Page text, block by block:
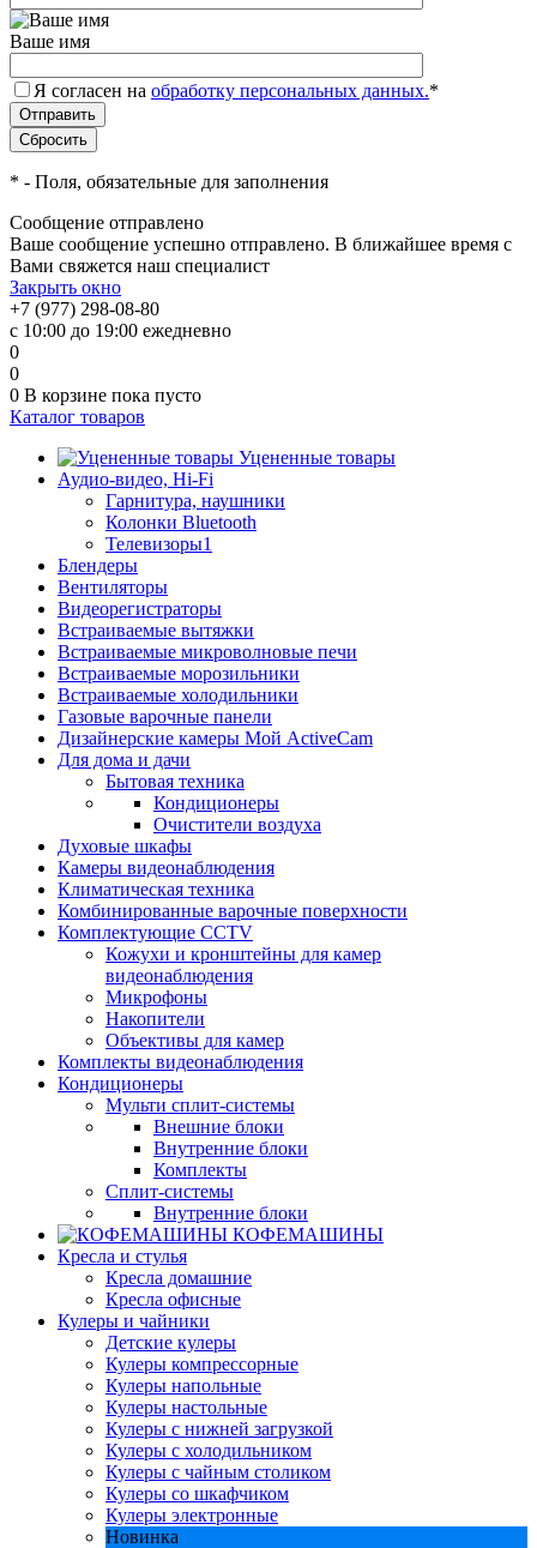
Ваше имя
Я согласен на обработку персональных данных.*
* - Поля, обязательные для заполнения
Сообщение отправлено
Ваше сообщение успешно отправлено. В ближайшее время с
Вами свяжется наш специалист
Закрыть окно
+7 (977) 298-08-80
с 10:00 до 19:00 ежедневно
0
0
0 В корзине пока пусто
Каталог товаров
Уцененные товары
Аудио-видео, Hi-Fi
Гарнитура, наушники
Колонки Bluetooth
Телевизоры1
Блендеры
Вентиляторы
Видеорегистраторы
Встраиваемые вытяжки
Встраиваемые микроволновые печи
Встраиваемые морозильники
Встраиваемые холодильники
Газовые варочные панели
Дизайнерские камеры Мой ActiveCam
Для дома и дачи
Бытовая техника
Кондиционеры
Очистители воздуха
Духовые шкафы
Камеры видеонаблюдения
Климатическая техника
Комбинированные варочные поверхности
Комплектующие CCTV
Кожухи и кронштейны для камер
видеонаблюдения
Микрофоны
Накопители
Объективы для камер
Комплекты видеонаблюдения
Кондиционеры
Мульти сплит-системы
Внешние блоки
Внутренние блоки
Комплекты
Сплит-системы
Внутренние блоки
КОФЕМАШИНЫ
Кресла и стулья
Кресла домашние
Кресла офисные
Кулеры и чайники
Детские кулеры
Кулеры компрессорные
Кулеры напольные
Кулеры настольные
Кулеры с нижней загрузкой
Кулеры с холодильником
Кулеры с чайным столиком
Кулеры со шкафчиком
Кулеры электронные
Новинка